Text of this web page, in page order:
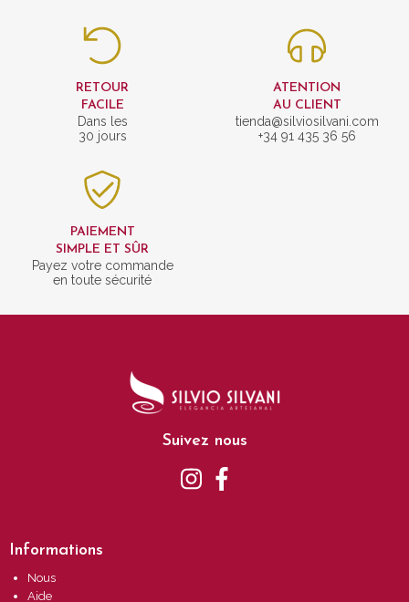
RETOUR
FACILE
Dans les
30 jours
ATENTION
AU CLIENT
tienda@silviosilvani.com
+34 91 435 36 56
PAIEMENT
SIMPLE ET SÛR
Payez votre commande
en toute sécurité
Suivez nous
Informations
Nous
Aide